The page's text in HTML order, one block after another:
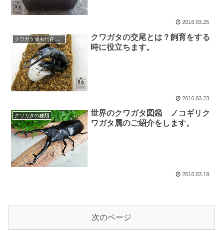
2016.03.25
クワガタ成虫飼育・産卵
クワガタの交尾とは？飼育をする
時に役立ちます。
2016.03.23
クワガタの種類
世界のクワガタ図鑑 ノコギリク
ワガタ属のご紹介をします。
2016.03.19
次のページ